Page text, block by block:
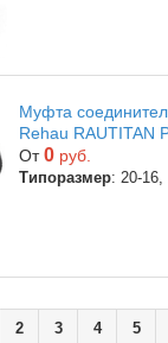
Муфта
Rehau RAUTITAN
От0 руб.
Типоразмер: 20-16,
2 3 4 5